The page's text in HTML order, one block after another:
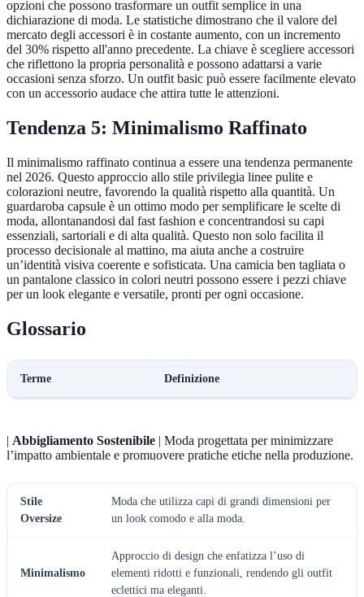
opzioni che possono trasformare un outfit semplice in una
dichiarazione di moda. Le statistiche dimostrano che il valore del
mercato degli accessori è in costante aumento, con un incremento
del 30% rispetto all'anno precedente. La chiave è scegliere accessori
che riflettono la propria personalità e possono adattarsi a varie
occasioni senza sforzo. Un outfit basic può essere facilmente elevato
con un accessorio audace che attira tutte le attenzioni.
Tendenza 5: Minimalismo Raffinato
Il minimalismo raffinato continua a essere una tendenza permanente
nel 2026. Questo approccio allo stile privilegia linee pulite e
colorazioni neutre, favorendo la qualità rispetto alla quantità. Un
guardaroba capsule è un ottimo modo per semplificare le scelte di
moda, allontanandosi dal fast fashion e concentrandosi su capi
essenziali, sartoriali e di alta qualità. Questo non solo facilita il
processo decisionale al mattino, ma aiuta anche a costruire
un’identità visiva coerente e sofisticata. Una camicia ben tagliata o
un pantalone classico in colori neutri possono essere i pezzi chiave
per un look elegante e versatile, pronti per ogni occasione.
Glossario
Terme Definizione
| Abbigliamento Sostenibile | Moda progettata per minimizzare
l’impatto ambientale e promuovere pratiche etiche nella produzione.
Stile
Oversize
Moda che utilizza capi di grandi dimensioni per
un look comodo e alla moda.
Minimalismo
Approccio di design che enfatizza l’uso di
elementi ridotti e funzionali, rendendo gli outfit
eclettici ma eleganti.